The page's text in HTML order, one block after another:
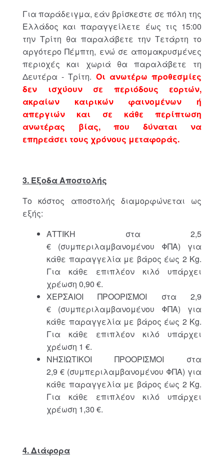
Για παράδειγμα, εάν βρίσκεστε σε πόλη της
Ελλάδος και παραγγείλετε έως τις 15:00
την Τρίτη θα παραλάβετε την Τετάρτη το
αργότερο Πέμπτη, ενώ σε απομακρυσμένες
περιοχές και χωριά θα παραλάβετε τη
Δευτέρα - Τρίτη. Οι ανωτέρω προθεσμίες
δεν ισχύουν σε περιόδους εορτών,
ακραίων καιρικών φαινομένων ή
απεργιών και σε κάθε περίπτωση
ανωτέρας βίας, που δύναται να
επηρεάσει τους χρόνους μεταφοράς.
3. Έξοδα Αποστολής
Το κόστος αποστολής διαμορφώνεται ως
εξής:
ΑΤΤΙΚΗ στα 2,5
€ (συμπεριλαμβανομένου ΦΠΑ) για
κάθε παραγγελία με βάρος έως 2 Kg.
Για κάθε επιπλέον κιλό υπάρχει
χρέωση 0,90 €.
ΧΕΡΣΑΙΟΙ ΠΡΟΟΡΙΣΜΟΙ στα 2,9
€ (συμπεριλαμβανομένου ΦΠΑ) για
κάθε παραγγελία με βάρος έως 2 Kg.
Για κάθε επιπλέον κιλό υπάρχει
χρέωση 1 €.
ΝΗΣΙΩΤΙΚΟΙ ΠΡΟΟΡΙΣΜΟΙ στα
2,9 € (συμπεριλαμβανομένου ΦΠΑ) για
κάθε παραγγελία με βάρος έως 2 Kg.
Για κάθε επιπλέον κιλό υπάρχει
χρέωση 1,30 €.
4. Διάφορα